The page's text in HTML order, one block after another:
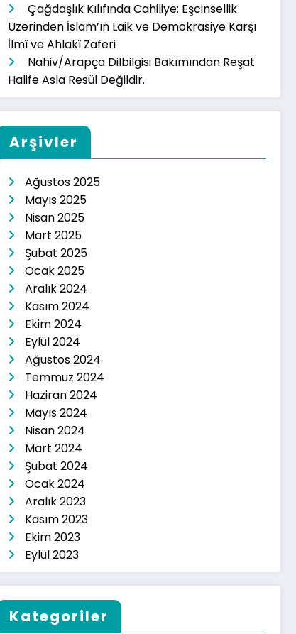
Çağdaşlık Kılıfında Cahiliye: Eşcinsellik
Üzerinden İslam’ın Laik ve Demokrasiye Karşı
İlmî ve Ahlakî Zaferi
Nahiv/Arapça Dilbilgisi Bakımından Reşat
Halife Asla Resül Değildir.
Arşivler
Ağustos 2025
Mayıs 2025
Nisan 2025
Mart 2025
Şubat 2025
Ocak 2025
Aralık 2024
Kasım 2024
Ekim 2024
Eylül 2024
Ağustos 2024
Temmuz 2024
Haziran 2024
Mayıs 2024
Nisan 2024
Mart 2024
Şubat 2024
Ocak 2024
Aralık 2023
Kasım 2023
Ekim 2023
Eylül 2023
Kategoriler